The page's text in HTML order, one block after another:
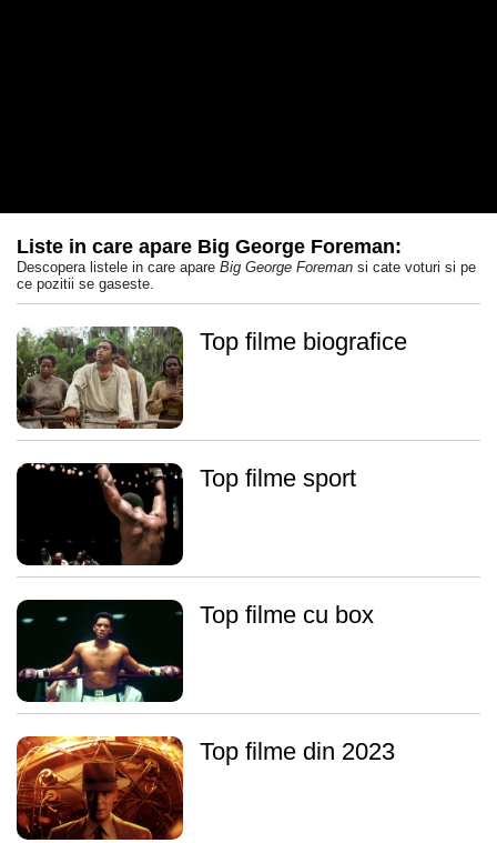
Liste in care apare Big George Foreman:
Descopera listele in care apare Big George Foreman si cate voturi si pe
ce pozitii se gaseste.
Top filme biografice
Top filme sport
Top filme cu box
Top filme din 2023